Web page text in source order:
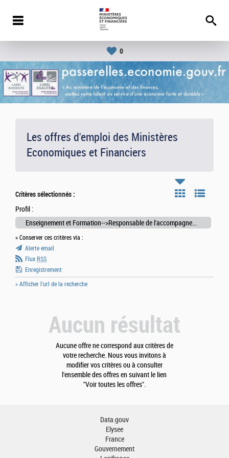
0
Les offres d'emploi des Ministères
Economiques et Financiers
Critères sélectionnés :
Profil :
Enseignement et Formation-->Responsable de l'accompagnement des étudiants des établissements d'enseignement supérieur culturel
» Conserver ces critères via :
Alerte email
Flux RSS
Enregistrement
» Afficher l'url de la recherche
Aucun résultat
Aucune offre ne correspond aux critères de
votre recherche. Nous vous invitons à
modifier vos critères ou à consulter
l'ensemble des offres en suivant le lien
"Voir toutes les offres".
Data.gouv
Elysee
France
Gouvernement